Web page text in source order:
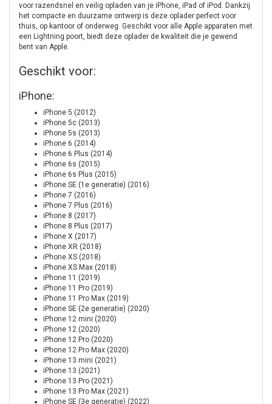
voor razendsnel en veilig opladen van je iPhone, iPad of iPod. Dankzij
het compacte en duurzame ontwerp is deze oplader perfect voor
thuis, op kantoor of onderweg. Geschikt voor alle Apple apparaten met
een Lightning poort, biedt deze oplader de kwaliteit die je gewend
bent van Apple.
Geschikt voor:
iPhone:
iPhone 5 (2012)
iPhone 5c (2013)
iPhone 5s (2013)
iPhone 6 (2014)
iPhone 6 Plus (2014)
iPhone 6s (2015)
iPhone 6s Plus (2015)
iPhone SE (1e generatie) (2016)
iPhone 7 (2016)
iPhone 7 Plus (2016)
iPhone 8 (2017)
iPhone 8 Plus (2017)
iPhone X (2017)
iPhone XR (2018)
iPhone XS (2018)
iPhone XS Max (2018)
iPhone 11 (2019)
iPhone 11 Pro (2019)
iPhone 11 Pro Max (2019)
iPhone SE (2e generatie) (2020)
iPhone 12 mini (2020)
iPhone 12 (2020)
iPhone 12 Pro (2020)
iPhone 12 Pro Max (2020)
iPhone 13 mini (2021)
iPhone 13 (2021)
iPhone 13 Pro (2021)
iPhone 13 Pro Max (2021)
iPhone SE (3e generatie) (2022)